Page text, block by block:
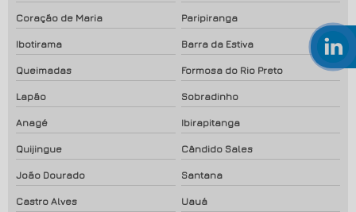
Coração de Maria Paripiranga
Ibotirama Barra da Estiva
Queimadas Formosa do Rio Preto
Lapão Sobradinho
Anagé Ibirapitanga
Quijingue Cândido Sales
João Dourado Santana
Castro Alves Uauá